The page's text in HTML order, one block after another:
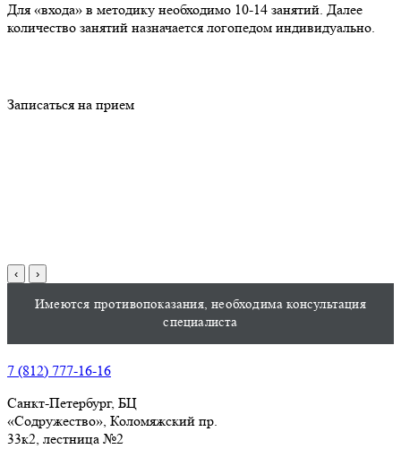
Для «входа» в методику необходимо 10-14 занятий. Далее
количество занятий назначается логопедом индивидуально.
Записаться на прием
‹ ›
Имеются противопоказания, необходима консультация
специалиста
7 (812) 777-16-16
Санкт-Петербург, БЦ
«Содружество», Колoмяжский пр.
33к2, лестница №2